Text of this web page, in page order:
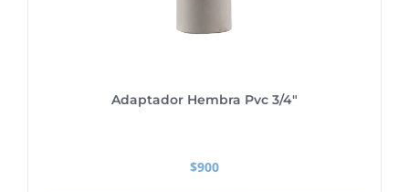
Adaptador Hembra Pvc 3/4″
$900